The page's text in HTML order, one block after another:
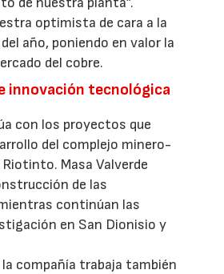
optimista de cara a la
año, poniendo en valor la
del cobre.
innovación tecnológica
con los proyectos que
del complejo minero-
Masa Valverde
de las
continúan las
en San Dionisio y
compañía trabaja también